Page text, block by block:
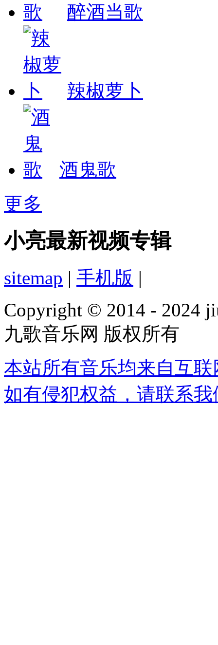
醉酒当歌
辣椒萝卜
酒鬼歌
更多
小亮最新视频专辑
sitemap | 手机版 |
Copyright © 2014 - 2024
九歌音乐网 版权所有
本站所有音乐均来自互
如有侵犯权益，请联系